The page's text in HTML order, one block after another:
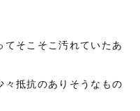
てそこそこ汚れていたあ
々抵抗のありそうなもの